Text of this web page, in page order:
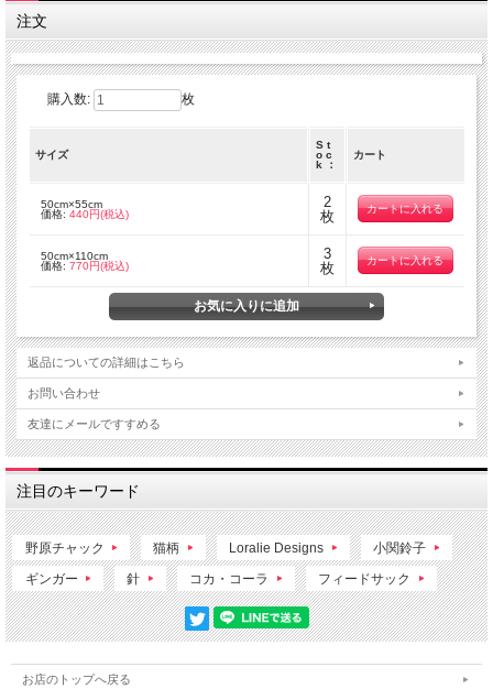
・50 x 110 cm の商品
50 x 110 cm の商品につきましては出来る限りつながった商品をご用意致します
が、
数量 １ ＝ 50 cm ( 50 x 110 cm )
数量 ２ ＝ 1 m ( 100 x 110 cm )
注文
購入数: 枚
サイズ
S t
o c
k ：
カート
50cm×55cm
価格: 440円(税込)
2
枚
50cm×110cm
価格: 770円(税込)
3
枚
返品についての詳細はこちら
お問い合わせ
友達にメールですすめる
注目のキーワード
野原チャック 猫柄 Loralie Designs 小関鈴子
ギンガー 針 コカ・コーラ フィードサック
お店のトップへ戻る